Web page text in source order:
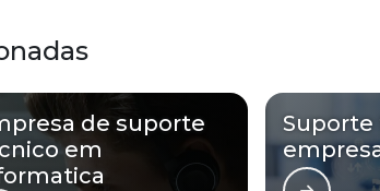
de suporte
em
Suporte